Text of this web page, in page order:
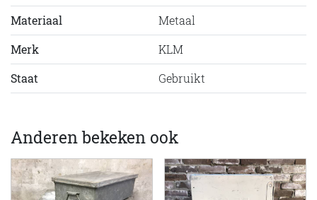
Materiaal
Metaal
Merk
KLM
Staat
Gebruikt
Anderen bekeken ook